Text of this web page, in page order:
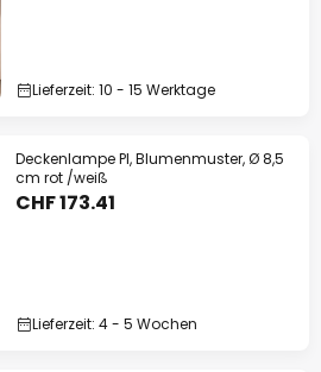
Lieferzeit: 10 - 15 Werktage
Deckenlampe PI, Blumenmuster, Ø 8,5
cm rot /weiß
CHF 173.41
Lieferzeit: 4 - 5 Wochen